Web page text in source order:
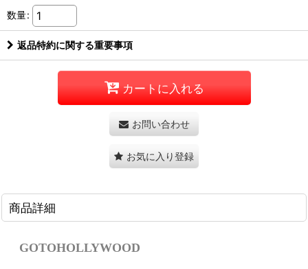
数量:
返品特約に関する重要事項
カートに入れる
お問い合わせ
お気に入り登録
商品詳細
GOTOHOLLYWOOD